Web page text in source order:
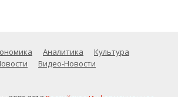
Аналитика
Культура
Видео-Новости